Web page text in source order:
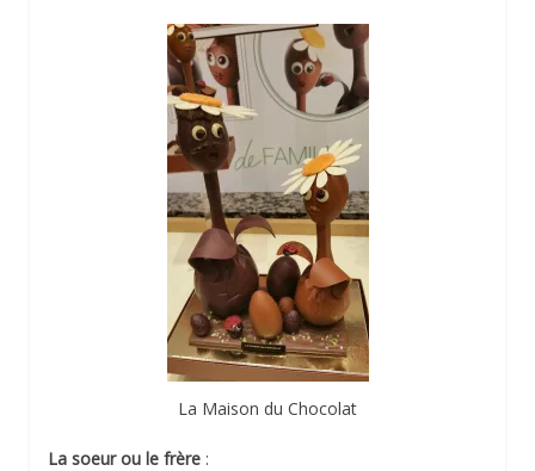
La Maison du Chocolat
La soeur ou le frère :